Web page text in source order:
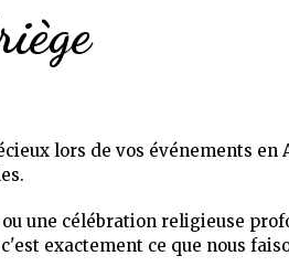
lors de vos événements en
une célébration religieuse
exactement ce que nous